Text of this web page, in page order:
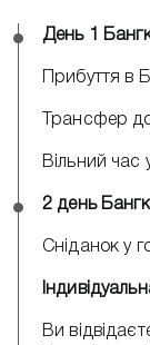
День 1
Прибуття в
Трансфер
Вільний час у
2 день
Сніданок у
Ви